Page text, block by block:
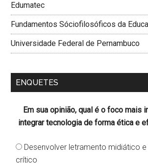
Edumatec
Fundamentos Sóciofilosóficos da
Universidade Federal de Pernambuco
ENQUETES
Em sua opinião, qual é o foco mais
integrar tecnologia de forma ética e
Desenvolver letramento midiático
crítico